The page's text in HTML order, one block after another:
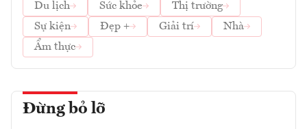
Du lịch
Sức khỏe
Thị trường
Sự kiện
Đẹp + Giải trí
Nhà
Ẩm thực
Đừng bỏ lỡ